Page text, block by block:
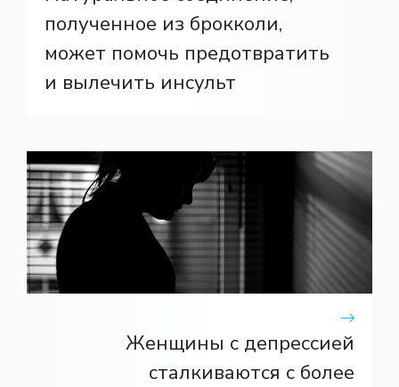
полученное из брокколи,
может помочь предотвратить
и вылечить инсульт
Женщины с депрессией
сталкиваются с более